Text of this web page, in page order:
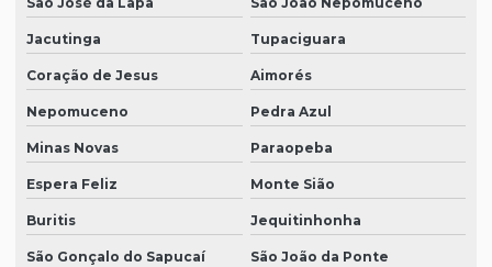
Jacutinga Tupaciguara
Coração de Jesus Aimorés
Nepomuceno Pedra Azul
Minas Novas Paraopeba
Espera Feliz Monte Sião
Buritis Jequitinhonha
São Gonçalo do Sapucaí São João da Ponte